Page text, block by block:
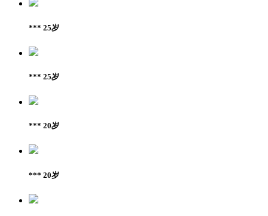
*** 25岁
*** 25岁
*** 20岁
*** 20岁